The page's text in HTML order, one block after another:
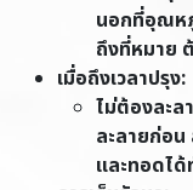
นอกที่อุณหภู
ถึงที่หมาย
เมื่อถึงเวลาปรุง:
ไม่ต้องละ
ละลายก่อ
และทอดไ